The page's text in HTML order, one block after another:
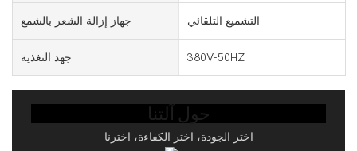
جهاز إزالة الشعر بالشمع التشميع التلقائي
جهد التغذية 380V-50HZ
حول آلتنا
اختر الجودة، اختر الكفاءة، اخترنا